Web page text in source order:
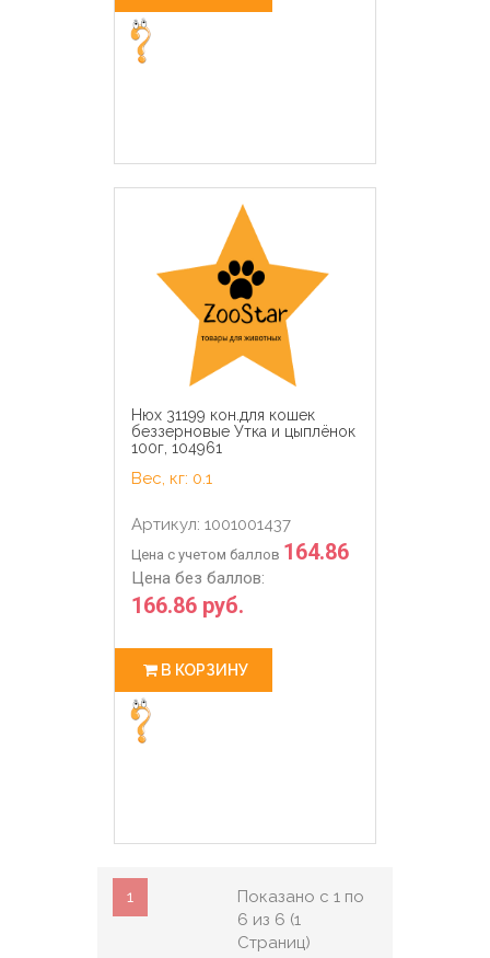
Нюх 31199 кон.для кошек
беззерновые Утка и цыплёнок
100г, 104961
Вес, кг: 0.1
Артикул: 1001001437
Цена с учетом баллов 164.86
Цена без баллов:
166.86 руб.
В КОРЗИНУ
1
Показано с 1 по
6 из 6 (1
Страниц)